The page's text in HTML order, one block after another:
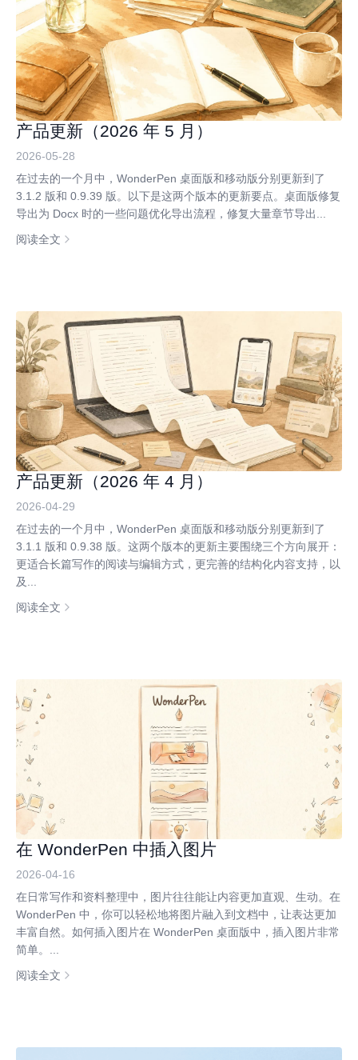
产品更新（2026 年 5 月）
2026-05-28
在过去的一个月中，WonderPen 桌面版和移动版分别更新到了
3.1.2 版和 0.9.39 版。以下是这两个版本的更新要点。桌面版修复
导出为 Docx 时的一些问题优化导出流程，修复大量章节导出...
阅读全文
产品更新（2026 年 4 月）
2026-04-29
在过去的一个月中，WonderPen 桌面版和移动版分别更新到了
3.1.1 版和 0.9.38 版。这两个版本的更新主要围绕三个方向展开：
更适合长篇写作的阅读与编辑方式，更完善的结构化内容支持，以
及...
阅读全文
在 WonderPen 中插入图片
2026-04-16
在日常写作和资料整理中，图片往往能让内容更加直观、生动。在
WonderPen 中，你可以轻松地将图片融入到文档中，让表达更加
丰富自然。如何插入图片在 WonderPen 桌面版中，插入图片非常
简单。...
阅读全文